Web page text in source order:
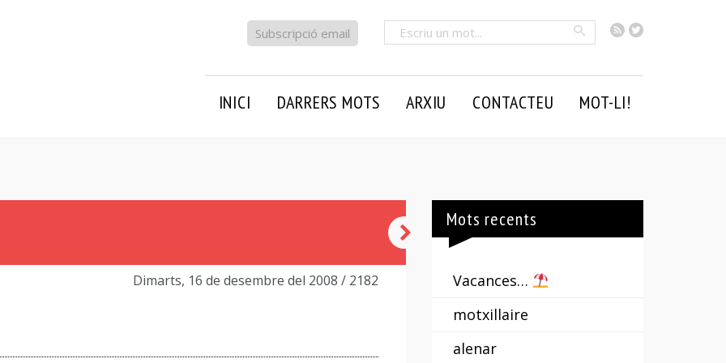
RSSTwitter
Cercar
Subscripció email
INICI DARRERS MOTS ARXIU CONTACTEU MOT-LI!
Dimarts, 16 de desembre del 2008 / 2182
estalzim
Mots recents
Vacances…
motxillaire
alenar